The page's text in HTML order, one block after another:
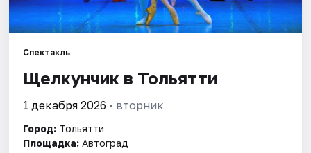
Площадки
Рейтинги
Спектакль
Щелкунчик в Тольятти
1 декабря 2026 • вторник
Город: Тольятти
Площадка: Автоград